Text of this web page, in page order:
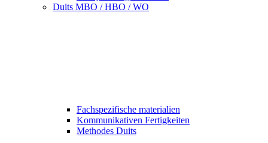
Duits MBO / HBO / WO
Fachspezifische materialien
Kommunikativen Fertigkeiten
Methodes Duits